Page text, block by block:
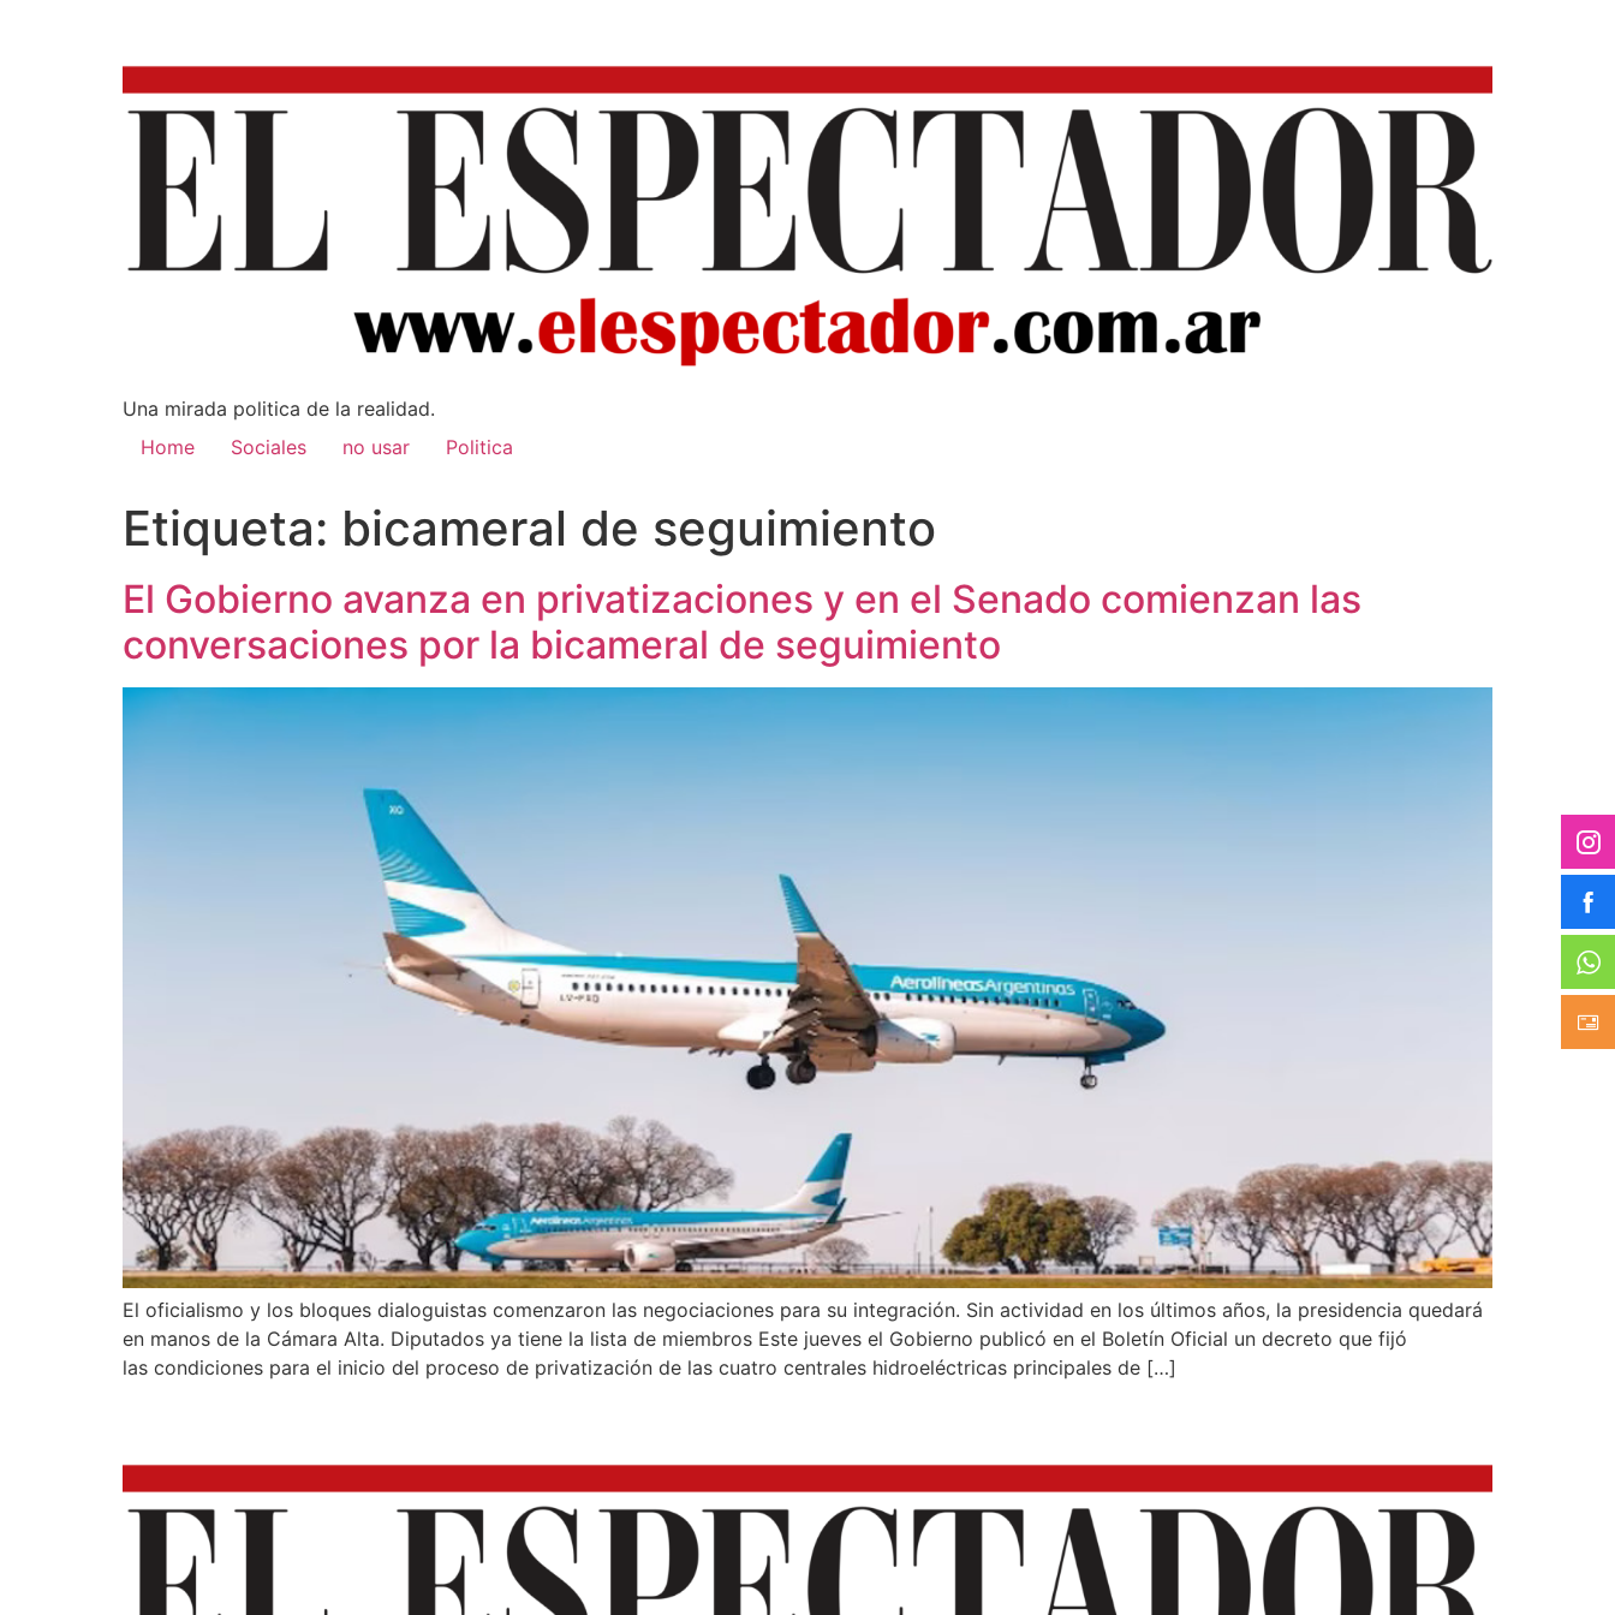
Una mirada poli­tica de la realidad.
Home
Sociales no usar Politica
Etiqueta: bicameral de seguimiento
El Gobierno avanza en privatizaciones y en el Senado comienzan las
conversaciones por la bicameral de seguimiento
El oficialismo y los bloques dialoguistas comenzaron las negociaciones para su integración. Sin actividad en los últimos años, la presidencia quedará
en manos de la Cámara Alta. Diputados ya tiene la lista de miembros Este jueves el Gobierno publicó en el Boletín Oficial un decreto que fijó
las condiciones para el inicio del proceso de privatización de las cuatro centrales hidroeléctricas principales de […]